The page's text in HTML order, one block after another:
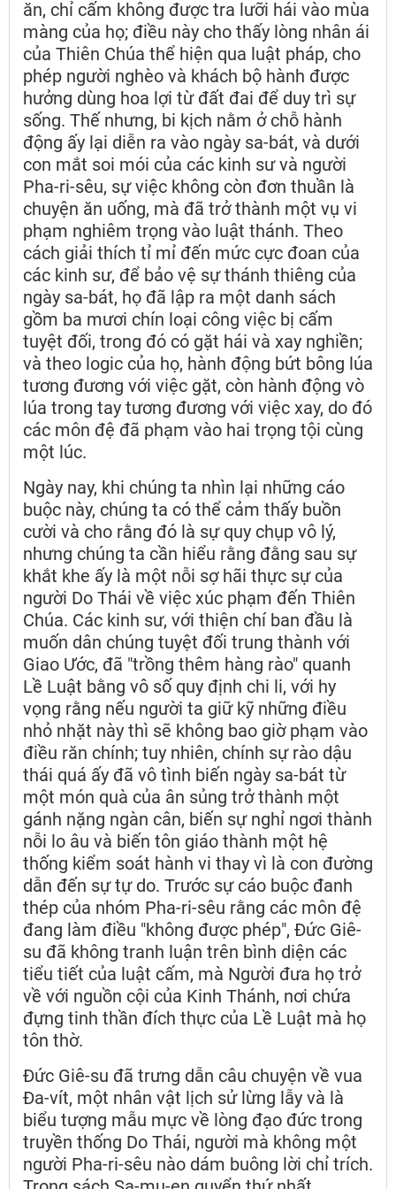
ăn, chỉ cấm không được tra lưỡi hái vào mùa
màng của họ; điều này cho thấy lòng nhân ái
của Thiên Chúa thể hiện qua luật pháp, cho
phép người nghèo và khách bộ hành được
hưởng dùng hoa lợi từ đất đai để duy trì sự
sống. Thế nhưng, bi kịch nằm ở chỗ hành
động ấy lại diễn ra vào ngày sa-bát, và dưới
con mắt soi mói của các kinh sư và người
Pha-ri-sêu, sự việc không còn đơn thuần là
chuyện ăn uống, mà đã trở thành một vụ vi
phạm nghiêm trọng vào luật thánh. Theo
cách giải thích tỉ mỉ đến mức cực đoan của
các kinh sư, để bảo vệ sự thánh thiêng của
ngày sa-bát, họ đã lập ra một danh sách
gồm ba mươi chín loại công việc bị cấm
tuyệt đối, trong đó có gặt hái và xay nghiền;
và theo logic của họ, hành động bứt bông lúa
tương đương với việc gặt, còn hành động vò
lúa trong tay tương đương với việc xay, do đó
các môn đệ đã phạm vào hai trọng tội cùng
một lúc.
Ngày nay, khi chúng ta nhìn lại những cáo
buộc này, chúng ta có thể cảm thấy buồn
cười và cho rằng đó là sự quy chụp vô lý,
nhưng chúng ta cần hiểu rằng đằng sau sự
khắt khe ấy là một nỗi sợ hãi thực sự của
người Do Thái về việc xúc phạm đến Thiên
Chúa. Các kinh sư, với thiện chí ban đầu là
muốn dân chúng tuyệt đối trung thành với
Giao Ước, đã "trồng thêm hàng rào" quanh
Lề Luật bằng vô số quy định chi li, với hy
vọng rằng nếu người ta giữ kỹ những điều
nhỏ nhặt này thì sẽ không bao giờ phạm vào
điều răn chính; tuy nhiên, chính sự rào dậu
thái quá ấy đã vô tình biến ngày sa-bát từ
một món quà của ân sủng trở thành một
gánh nặng ngàn cân, biến sự nghỉ ngơi thành
nỗi lo âu và biến tôn giáo thành một hệ
thống kiểm soát hành vi thay vì là con đường
dẫn đến sự tự do. Trước sự cáo buộc đanh
thép của nhóm Pha-ri-sêu rằng các môn đệ
đang làm điều "không được phép", Đức Giê-
su đã không tranh luận trên bình diện các
tiểu tiết của luật cấm, mà Người đưa họ trở
về với nguồn cội của Kinh Thánh, nơi chứa
đựng tinh thần đích thực của Lề Luật mà họ
tôn thờ.
Đức Giê-su đã trưng dẫn câu chuyện về vua
Đa-vít, một nhân vật lịch sử lừng lẫy và là
biểu tượng mẫu mực về lòng đạo đức trong
truyền thống Do Thái, người mà không một
người Pha-ri-sêu nào dám buông lời chỉ trích.